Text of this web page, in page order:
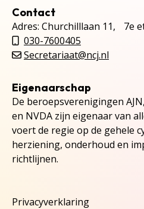
Contact
Adres: Churchilllaan 11, 7e
030-7600405
Secretariaat@ncj.nl
Eigenaarschap
De beroepsverenigingen
en NVDA zijn eigenaar van
voert de regie op de gehele
herziening, onderhoud en
richtlijnen.
Privacyverklaring